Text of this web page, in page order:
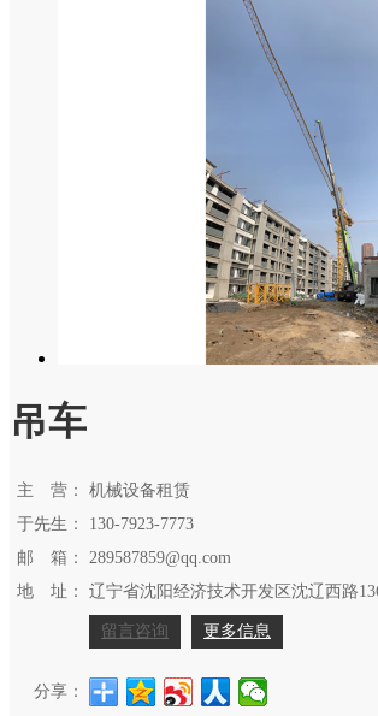
吊车
主 营：
机械设备租赁
于先生：
130-7923-7773
邮 箱：
289587859@qq.com
地 址：
辽宁省沈阳经济技术开发区沈辽西路
留言咨询 更多信息
分享：